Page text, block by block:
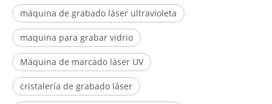
máquina de grabado láser ultravioleta
maquina para grabar vidrio
Máquina de marcado láser UV
cristalería de grabado láser